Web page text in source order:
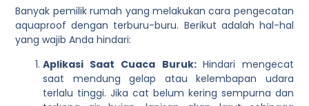
Banyak pemilik rumah yang melakukan cara pengecatan
aquaproof dengan terburu-buru. Berikut adalah hal-hal
yang wajib Anda hindari:
Aplikasi Saat Cuaca Buruk: Hindari mengecat
saat mendung gelap atau kelembapan udara
terlalu tinggi. Jika cat belum kering sempurna dan